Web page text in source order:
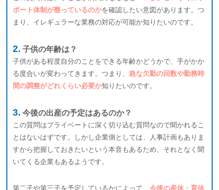
ポート体制が整っているのかを確認したい意図があります。つ
まり、イレギュラーな業務の対応が可能か知りたいのです。
子供の年齢は？
子供がある程度自分のことをできる年齢かどうかで、手がかか
る度合いが変わってきます。つまり、 急な欠勤の回数や勤務時
間の調整がどれくらい必要か知りたいのです。
今後の出産の予定はあるのか？
この質問はプライベートに深く切り込む質問なので聞かれるこ
とはないはずです。しかし企業側としては、人事計画もありま
すから把握しておきたいという本音もあるため、それとなく聞
いてくる企業もあるようです。
第二子や第三子を予定しているかによって、 今後の産休・育休